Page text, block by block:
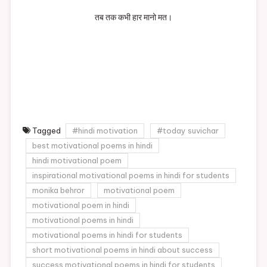
तब तक कभी हार मानो मत।
Tagged #hindi motivation
#today suvichar
best motivational poems in hindi
hindi motivational poem
inspirational motivational poems in hindi for students
monika behror
motivational poem
motivational poem in hindi
motivational poems in hindi
motivational poems in hindi for students
short motivational poems in hindi about success
success motivational poems in hindi for students